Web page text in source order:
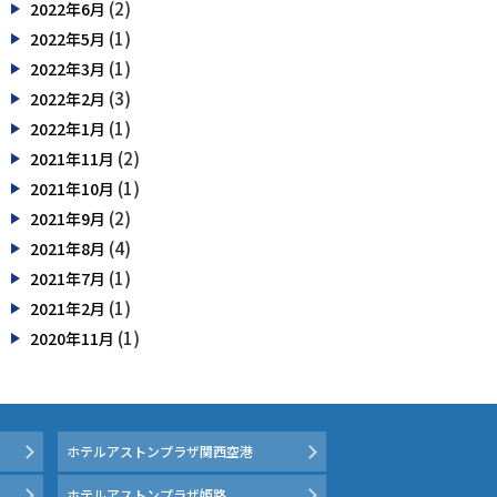
2022年6月 (2)
2022年5月 (1)
2022年3月 (1)
2022年2月 (3)
2022年1月 (1)
2021年11月 (2)
2021年10月 (1)
2021年9月 (2)
2021年8月 (4)
2021年7月 (1)
2021年2月 (1)
2020年11月 (1)
ホテルアストンプラザ関西空港